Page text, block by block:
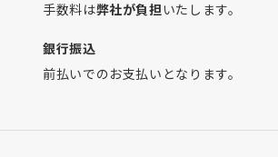
手数料は弊社が負担いたします。
銀行振込
前払いでのお支払いとなります。